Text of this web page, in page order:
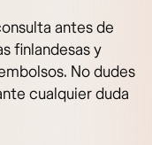
antes de
finlandesas y
No dudes
cualquier duda